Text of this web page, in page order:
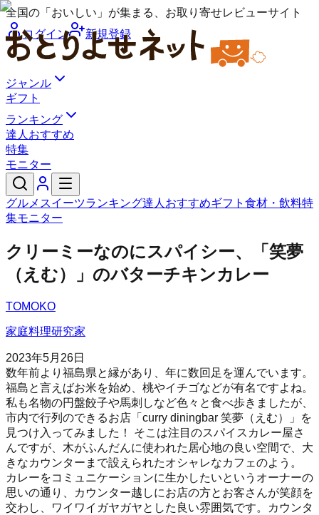
全国の「おいしい」が集まる、お取り寄せレビューサイト
ログイン
新規登録
ジャンル
ギフト
ランキング
達人おすすめ
特集
モニター
グルメ スイーツランキング達人おすすめギフト 食材・飲料特
集モニター
クリーミーなのにスパイシー、「笑夢
（えむ）」のバターチキンカレー
TOMOKO
家庭料理研究家
2023年5月26日
数年前より福島県と縁があり、年に数回足を運んでいます。
福島と言えばお米を始め、桃やイチゴなどが有名ですよね。
私も名物の円盤餃子や馬刺しなど色々と食べ歩きましたが、
市内で行列のできるお店「curry diningbar 笑夢（えむ）」を
見つけ入ってみました！ そこは注目のスパイスカレー屋さ
んですが、木がふんだんに使われた居心地の良い空間で、大
きなカウンターまで設えられたオシャレなカフェのよう。
カレーをコミュニケーションに生かしたいというオーナーの
思いの通り、カウンター越しにお店の方とお客さんが笑顔を
交わし、ワイワイガヤガヤとした良い雰囲気です。カウンタ